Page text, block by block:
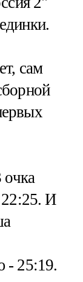
сам
очка
22:25. И
- 25:19.